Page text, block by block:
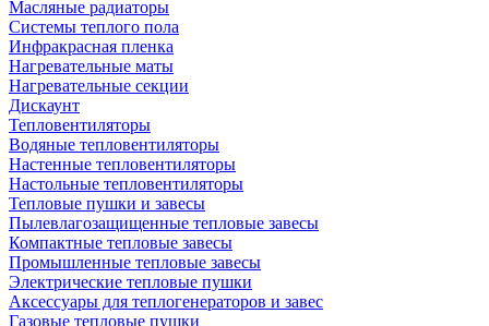
Масляные радиаторы
Системы теплого пола
Инфракрасная пленка
Нагревательные маты
Нагревательные секции
Дискаунт
Тепловентиляторы
Водяные тепловентиляторы
Настенные тепловентиляторы
Настольные тепловентиляторы
Тепловые пушки и завесы
Пылевлагозащищенные тепловые завесы
Компактные тепловые завесы
Промышленные тепловые завесы
Электрические тепловые пушки
Аксессуары для теплогенераторов и завес
Газовые тепловые пушки